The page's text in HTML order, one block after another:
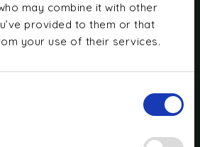
may combine it with other
provided to them or that
your use of their services.